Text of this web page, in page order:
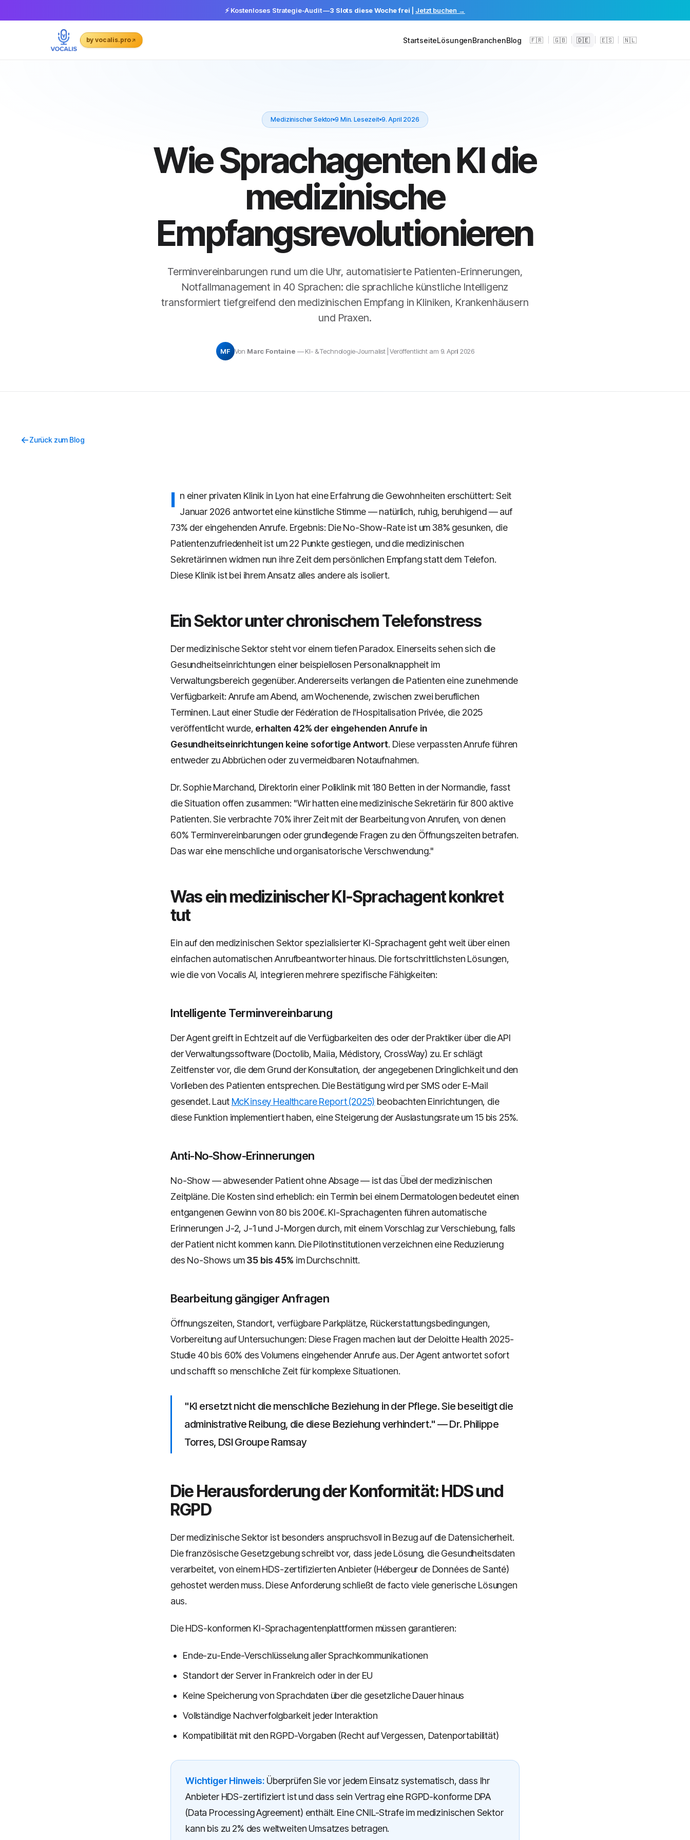
⚡ Kostenloses Strategie-Audit —3 Slots diese Woche frei Jetzt buchen →
by vocalis.pro StartseiteLösungenBranchenBlog 🇫🇷 🇬🇧 🇩🇪 🇪🇸 🇳🇱
Medizinischer Sektor 9 Min. Lesezeit 9. April 2026
Wie Sprachagenten KI die
medizinische
Empfangsrevolutionieren
Terminvereinbarungen rund um die Uhr, automatisierte Patienten-Erinnerungen,
Notfallmanagement in 40 Sprachen: die sprachliche künstliche Intelligenz
transformiert tiefgreifend den medizinischen Empfang in Kliniken, Krankenhäusern
und Praxen.
MF Von Marc Fontaine — KI- & Technologie-Journalist | Veröffentlicht am 9. April 2026
Zurück zum Blog
I n einer privaten Klinik in Lyon hat eine Erfahrung die Gewohnheiten erschüttert: Seit
Januar 2026 antwortet eine künstliche Stimme — natürlich, ruhig, beruhigend — auf
73% der eingehenden Anrufe. Ergebnis: Die No-Show-Rate ist um 38% gesunken, die
Patientenzufriedenheit ist um 22 Punkte gestiegen, und die medizinischen
Sekretärinnen widmen nun ihre Zeit dem persönlichen Empfang statt dem Telefon.
Diese Klinik ist bei ihrem Ansatz alles andere als isoliert.
Ein Sektor unter chronischem Telefonstress
Der medizinische Sektor steht vor einem tiefen Paradox. Einerseits sehen sich die
Gesundheitseinrichtungen einer beispiellosen Personalknappheit im
Verwaltungsbereich gegenüber. Andererseits verlangen die Patienten eine zunehmende
Verfügbarkeit: Anrufe am Abend, am Wochenende, zwischen zwei beruflichen
Terminen. Laut einer Studie der Fédération de l'Hospitalisation Privée, die 2025
veröffentlicht wurde, erhalten 42% der eingehenden Anrufe in
Gesundheitseinrichtungen keine sofortige Antwort. Diese verpassten Anrufe führen
entweder zu Abbrüchen oder zu vermeidbaren Notaufnahmen.
Dr. Sophie Marchand, Direktorin einer Poliklinik mit 180 Betten in der Normandie, fasst
die Situation offen zusammen: "Wir hatten eine medizinische Sekretärin für 800 aktive
Patienten. Sie verbrachte 70% ihrer Zeit mit der Bearbeitung von Anrufen, von denen
60% Terminvereinbarungen oder grundlegende Fragen zu den Öffnungszeiten betrafen.
Das war eine menschliche und organisatorische Verschwendung."
Was ein medizinischer KI-Sprachagent konkret
tut
Ein auf den medizinischen Sektor spezialisierter KI-Sprachagent geht weit über einen
einfachen automatischen Anrufbeantworter hinaus. Die fortschrittlichsten Lösungen,
wie die von Vocalis AI, integrieren mehrere spezifische Fähigkeiten:
Intelligente Terminvereinbarung
Der Agent greift in Echtzeit auf die Verfügbarkeiten des oder der Praktiker über die API
der Verwaltungssoftware (Doctolib, Maiia, Médistory, CrossWay) zu. Er schlägt
Zeitfenster vor, die dem Grund der Konsultation, der angegebenen Dringlichkeit und den
Vorlieben des Patienten entsprechen. Die Bestätigung wird per SMS oder E-Mail
gesendet. Laut McKinsey Healthcare Report (2025) beobachten Einrichtungen, die
diese Funktion implementiert haben, eine Steigerung der Auslastungsrate um 15 bis 25%.
Anti-No-Show-Erinnerungen
No-Show — abwesender Patient ohne Absage — ist das Übel der medizinischen
Zeitpläne. Die Kosten sind erheblich: ein Termin bei einem Dermatologen bedeutet einen
entgangenen Gewinn von 80 bis 200€. KI-Sprachagenten führen automatische
Erinnerungen J-2, J-1 und J-Morgen durch, mit einem Vorschlag zur Verschiebung, falls
der Patient nicht kommen kann. Die Pilotinstitutionen verzeichnen eine Reduzierung
des No-Shows um35 bis 45% im Durchschnitt.
Bearbeitung gängiger Anfragen
Öffnungszeiten, Standort, verfügbare Parkplätze, Rückerstattungsbedingungen,
Vorbereitung auf Untersuchungen: Diese Fragen machen laut der Deloitte Health 2025-
Studie 40 bis 60% des Volumens eingehender Anrufe aus. Der Agent antwortet sofort
und schafft so menschliche Zeit für komplexe Situationen.
"KI ersetzt nicht die menschliche Beziehung in der Pflege. Sie beseitigt die
administrative Reibung, die diese Beziehung verhindert." — Dr. Philippe
Torres, DSI Groupe Ramsay
Die Herausforderung der Konformität: HDS und
RGPD
Der medizinische Sektor ist besonders anspruchsvoll in Bezug auf die Datensicherheit.
Die französische Gesetzgebung schreibt vor, dass jede Lösung, die Gesundheitsdaten
verarbeitet, von einem HDS-zertifizierten Anbieter (Hébergeur de Données de Santé)
gehostet werden muss. Diese Anforderung schließt de facto viele generische Lösungen
aus.
Die HDS-konformen KI-Sprachagentenplattformen müssen garantieren:
Ende-zu-Ende-Verschlüsselung aller Sprachkommunikationen
Standort der Server in Frankreich oder in der EU
Keine Speicherung von Sprachdaten über die gesetzliche Dauer hinaus
Vollständige Nachverfolgbarkeit jeder Interaktion
Kompatibilität mit den RGPD-Vorgaben (Recht auf Vergessen, Datenportabilität)
Wichtiger Hinweis: Überprüfen Sie vor jedem Einsatz systematisch, dass Ihr
Anbieter HDS-zertifiziert ist und dass sein Vertrag eine RGPD-konforme DPA
(Data Processing Agreement) enthält. Eine CNIL-Strafe im medizinischen Sektor
kann bis zu 2% des weltweiten Umsatzes betragen.